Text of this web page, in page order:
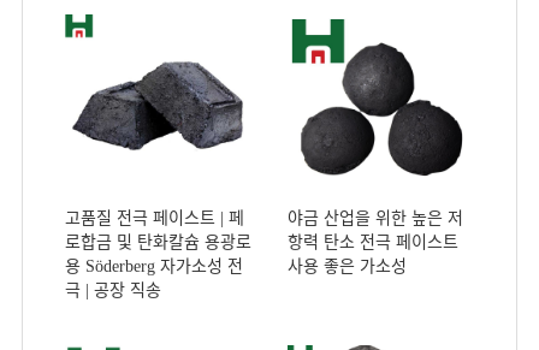
고품질 전극 페이스트 | 페
로합금 및 탄화칼슘 용광로
용 Söderberg 자가소성 전
극 | 공장 직송
야금 산업을 위한 높은 저
항력 탄소 전극 페이스트
사용 좋은 가소성